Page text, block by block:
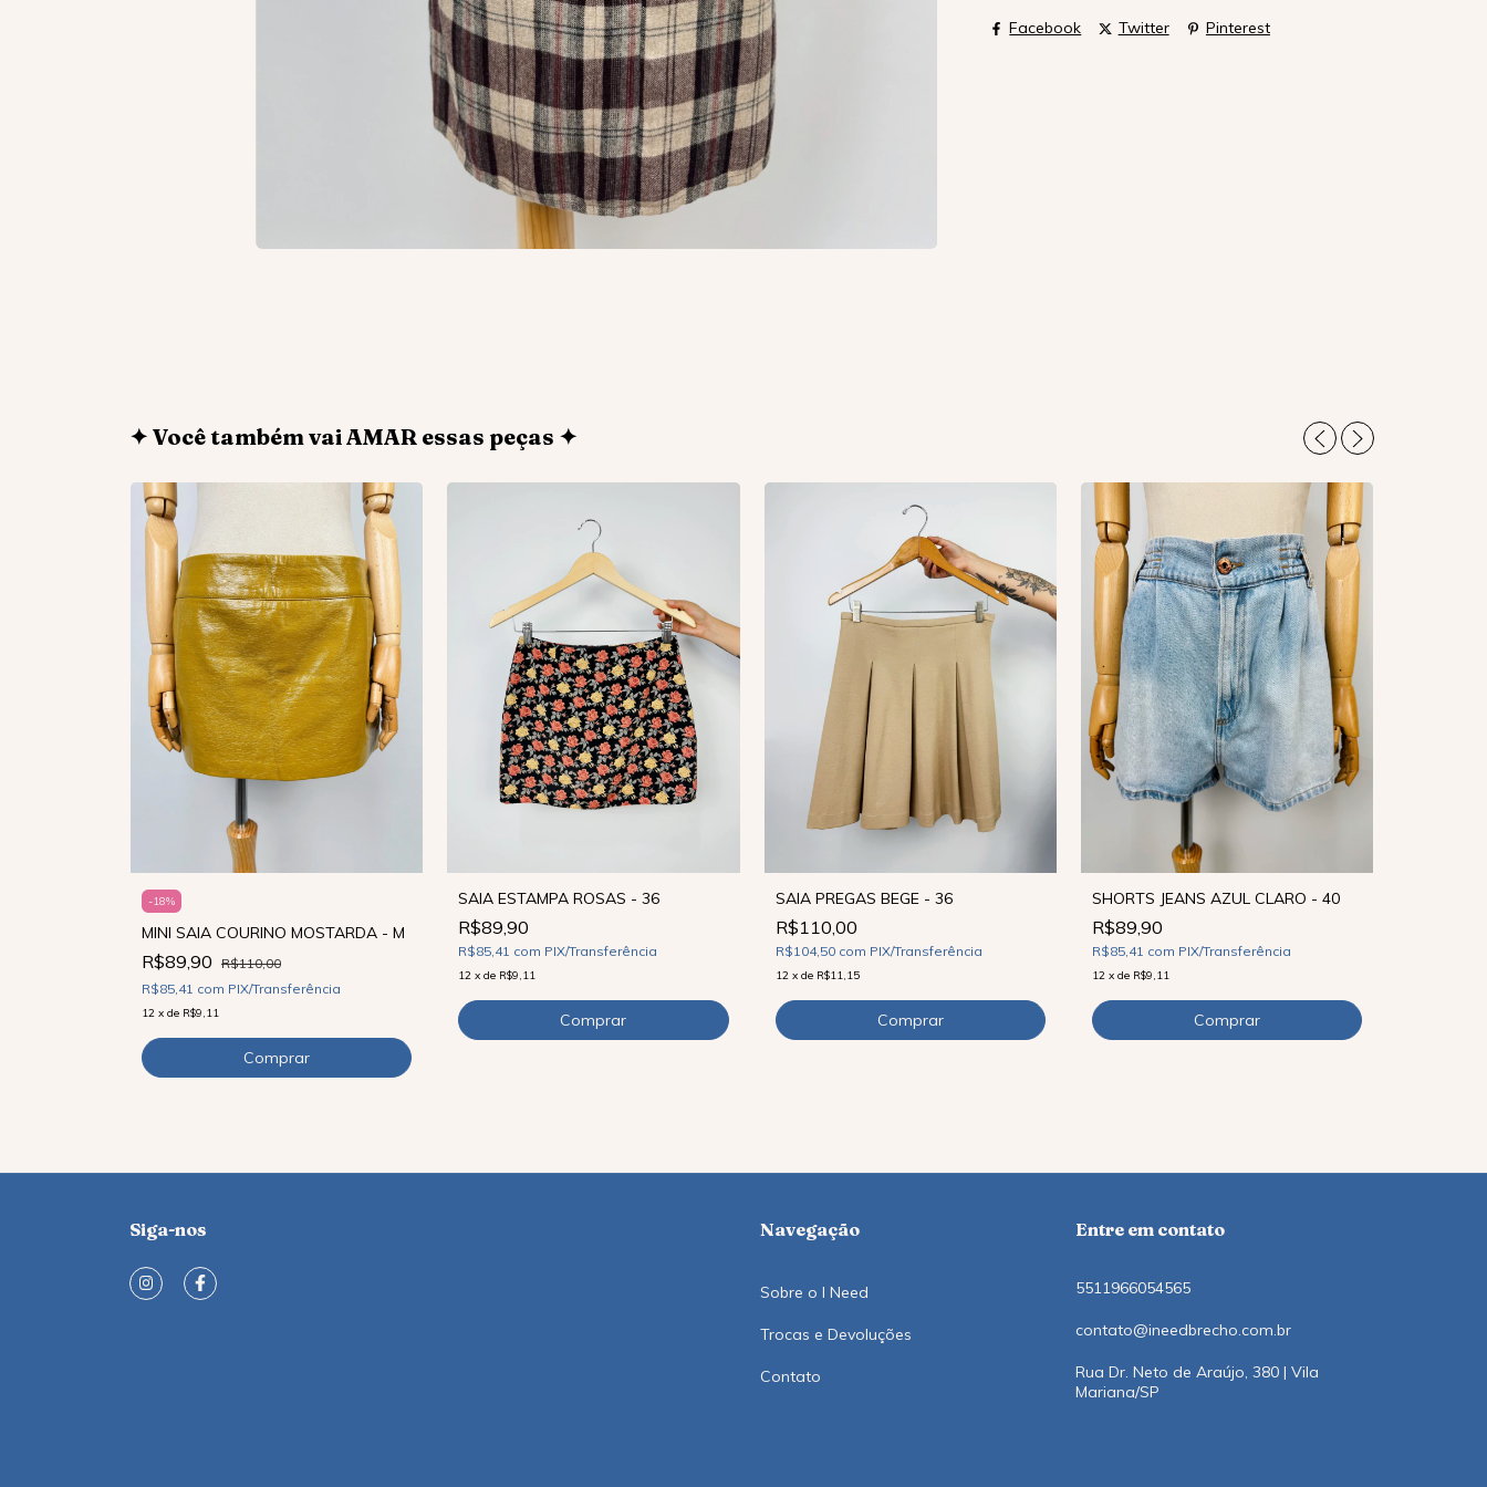
Facebook Twitter Pinterest
✦ Você também vai AMAR essas peças ✦
-18%
MINI SAIA COURINO MOSTARDA - M
R$89,90 R$110,00
R$85,41 com PIX/Transferência
12 x de R$9,11
SAIA ESTAMPA ROSAS - 36
R$89,90
R$85,41 com PIX/Transferência
12 xde R$9,11
SAIA PREGAS BEGE - 36
R$110,00
R$104,50 com PIX/Transferência
12 x de R$11,15
SHORTS JEANS AZUL CLARO - 40
R$89,90
R$85,41 com PIX/Transferência
12 x de R$9,11
Siga-nos Navegação
Sobre o I Need
Trocas e Devoluções
Contato
Entre em contato
5511966054565
contato@ineedbrecho.com.br
Rua Dr. Neto de Araújo, 380 | Vila
Mariana/SP